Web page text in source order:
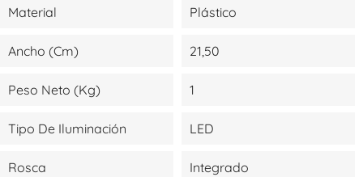
Material Plástico
Ancho (cm) 21,50
Peso Neto (kg) 1
Tipo De Iluminación LED
Rosca Integrado